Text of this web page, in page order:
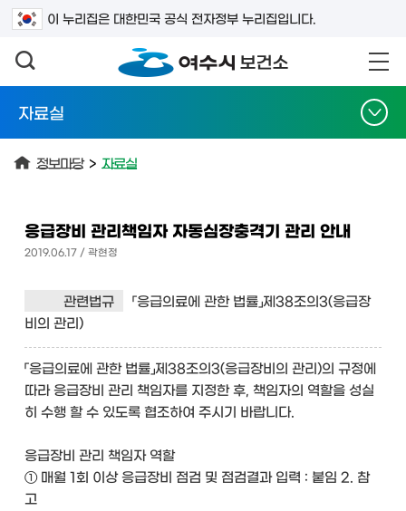
이 누리집은 대한민국 공식 전자정부 누리집입니다.
검색어를 입력하세요
자료실
정보마당 > 자료실
응급장비 관리책임자 자동심장충격기 관리 안내
2019.06.17 / 곽현정
관련법규
「응급의료에 관한 법률」제38조의3(응급장
비의 관리)
「응급의료에 관한 법률」제38조의3(응급장비의 관리)의 규정에
따라 응급장비 관리 책임자를 지정한 후, 책임자의 역할을 성실
히 수행 할 수 있도록 협조하여 주시기 바랍니다.
응급장비 관리 책임자 역할
① 매월 1회 이상 응급장비 점검 및 점검결과 입력 : 붙임 2. 참
고